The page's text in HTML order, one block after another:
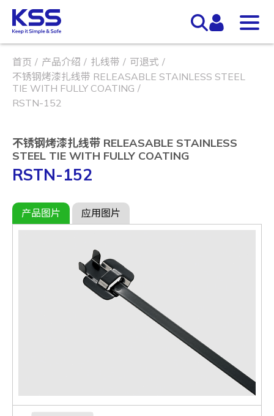
首页 产品介绍 扎线带
可退式
不锈钢烤漆扎线带 RELEASABLE STAINLESS STEEL
TIE WITH FULLY COATING
RSTN-152
不锈钢烤漆扎线带 RELEASABLE STAINLESS
STEEL TIE WITH FULLY COATING
RSTN-152
产品图片 应用图片